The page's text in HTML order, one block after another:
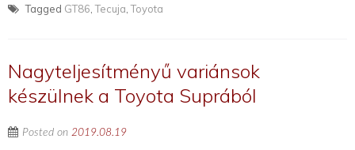
Tagged GT86 ,Tecuja ,Toyota
Nagyteljesítményű variánsok
készülnek a Toyota Suprából
Posted on 2019.08.19